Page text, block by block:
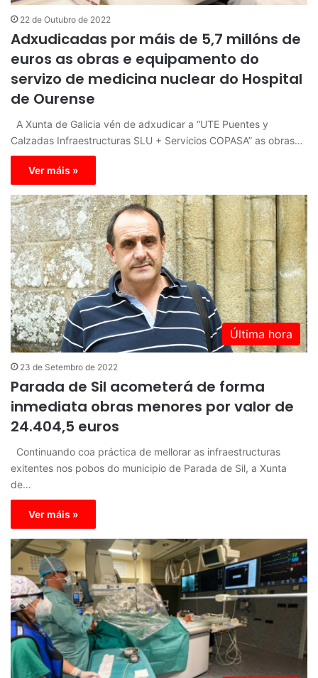
22 de Outubro de 2022
Adxudicadas por máis de 5,7 millóns de
euros as obras e equipamento do
servizo de medicina nuclear do Hospital
de Ourense
A Xunta de Galicia vén de adxudicar a “UTE Puentes y
Calzadas Infraestructuras SLU + Servicios COPASA” as obras…
Ver máis »
Última hora
23 de Setembro de 2022
Parada de Sil acometerá de forma
inmediata obras menores por valor de
24.404,5 euros
Continuando coa práctica de mellorar as infraestructuras
exitentes nos pobos do municipio de Parada de Sil, a Xunta
de…
Ver máis »